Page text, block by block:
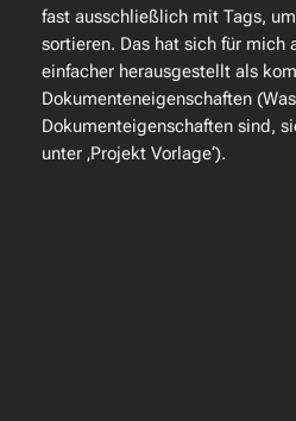
fast ausschließlich mit Tags,
sortieren. Das hat sich für mich
einfacher herausgestellt als
Dokumenteneigenschaften (Was
Dokumenteigenschaften sind,
unter ‚Projekt Vorlage‘).